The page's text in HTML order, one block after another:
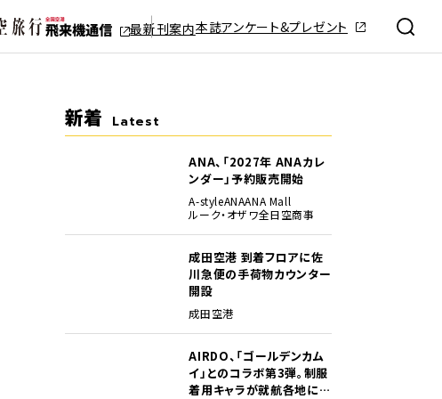
最新刊案内本誌アンケート&プレゼント
新着 Latest
ANA、「2027年 ANAカレ
ンダー」予約販売開始
A-styleANAANA Mall
ルーク・オザワ全日空商事
成田空港 到着フロアに佐
川急便の手荷物カウンター
開設
成田空港
AIRDO、「ゴールデンカム
イ」とのコラボ第3弾。制服
着用キャラが就航各地に登